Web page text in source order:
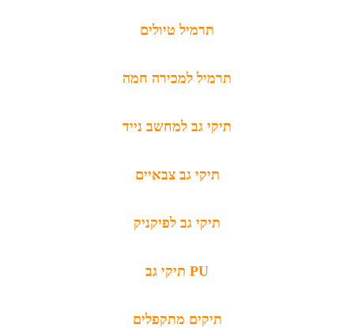
תרמיל טיולים
תרמיל למכירה חמה
תיקי גב למחשב נייד
תיקי גב צבאיים
תיקי גב לפיקניק
תיקי גב PU
תיקים מתקפלים